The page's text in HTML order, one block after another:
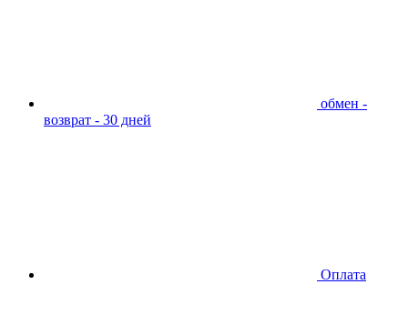
обмен -
возврат - 30 дней
Оплата